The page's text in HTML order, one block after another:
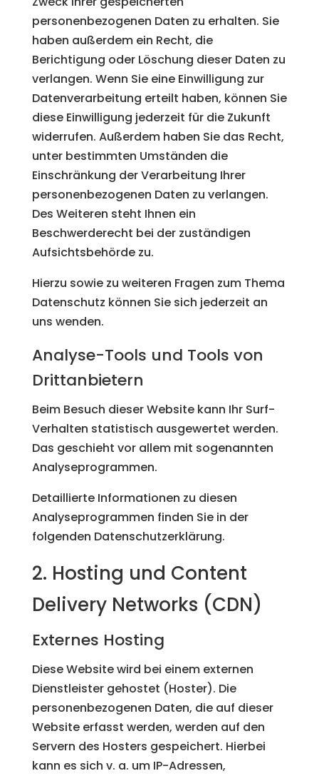
personenbezogenen Daten zu erhalten. Sie
haben außerdem ein Recht, die
Berichtigung oder Löschung dieser Daten zu
verlangen. Wenn Sie eine Einwilligung zur
Datenverarbeitung erteilt haben, können Sie
diese Einwilligung jederzeit für die Zukunft
widerrufen. Außerdem haben Sie das Recht,
unter bestimmten Umständen die
Einschränkung der Verarbeitung Ihrer
personenbezogenen Daten zu verlangen.
Des Weiteren steht Ihnen ein
Beschwerderecht bei der zuständigen
Aufsichtsbehörde zu.
Hierzu sowie zu weiteren Fragen zum Thema
Datenschutz können Sie sich jederzeit an
uns wenden.
Analyse-Tools und Tools von
Dritt­anbietern
Beim Besuch dieser Website kann Ihr Surf-
Verhalten statistisch ausgewertet werden.
Das geschieht vor allem mit sogenannten
Analyseprogrammen.
Detaillierte Informationen zu diesen
Analyseprogrammen finden Sie in der
folgenden Datenschutzerklärung.
2. Hosting und Content
Delivery Networks (CDN)
Externes Hosting
Diese Website wird bei einem externen
Dienstleister gehostet (Hoster). Die
personenbezogenen Daten, die auf dieser
Website erfasst werden, werden auf den
Servern des Hosters gespeichert. Hierbei
kann es sich v. a. um IP-Adressen,